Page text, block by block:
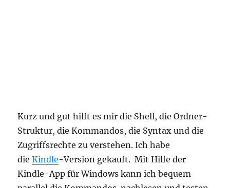
Kurz und gut hilft es mir die Shell, die Ordner-
Struktur, die Kommandos, die Syntax und die
Zugriffsrechte zu verstehen. Ich habe
dieKindle-Version gekauft. Mit Hilfe der
Kindle-App für Windows kann ich bequem